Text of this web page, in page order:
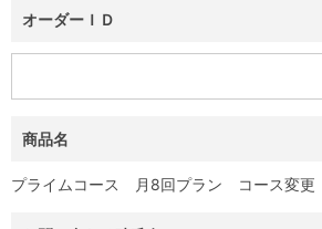
オーダーＩＤ
商品名
プライムコース 月8回プラン コース変更